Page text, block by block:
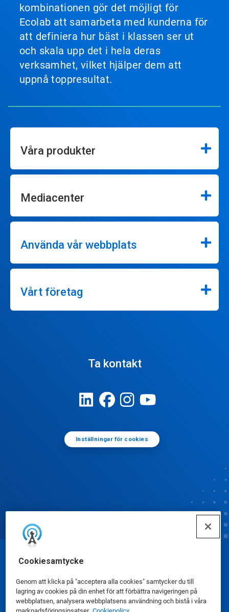
Cookiesamtycke
Genom att klicka på "acceptera alla cookies" samtycker du till
lagring av cookies på din enhet för att förbättra navigeringen på
webbplatsen, analysera webbplatsens användning och bistå i våra
kombinationen gör det möjligt för
Ecolab att samarbeta med kunderna för
att definiera hur bäst i klassen ser ut
och skala upp det i hela deras
verksamhet, vilket hjälper dem att
uppnå toppresultat.
Våra produkter
Mediacenter
Använda vår webbplats
Vårt företag
Ta kontakt
Inställningar för cookies
© Ecolab Inc. 2025
Säkerhetsdatablad|Sekretesspolicy|
Användarvillkor